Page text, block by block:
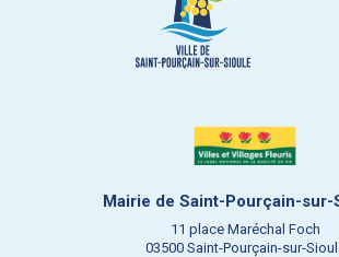
Mairie de Saint-Pourçain-sur-
11 place Maréchal Foch
03500 Saint-Pourçain-sur-